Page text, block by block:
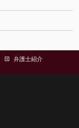
弁護士紹介